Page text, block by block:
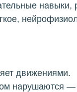
навыки,
движениями.
нарушаются